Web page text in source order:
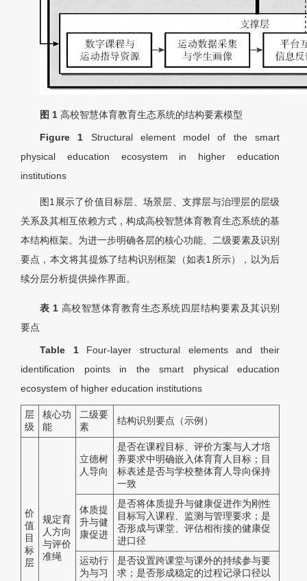
图 1 高校智慧体育教育生态系统的结构要素模型
Figure 1 Structural element model of the smart
physical education ecosystem in higher education
institutions
图1展示了价值目标层、场景层、支撑层与治理层的层级
关系及其相互依赖方式，构成高校智慧体育教育生态系统的基
本结构框架。为进一步明确各层的核心功能、二级要素及识别
要点，本文将其提炼了结构识别框架（如表1所示），以为后
续分层分析提供操作界面。
表 1 高校智慧体育教育生态系统四层结构要素及其识别
要点
Table 1 Four-layer structural elements and their
identification points in the smart physical education
ecosystem of higher education institutions
层
级
核心功
能
二级要
素
结构识别要点（示例）
价
值
目
标
层
规定育
人方向
与评价
准绳
立德树
人导向
是否在课程目标、评价方案与人才培
养要求中明确嵌入体育育人目标；目
标表述是否与学校整体育人导向保持
一致
体质提
升与健
康促进
是否将体质提升与健康促进作为刚性
目标写入课程、监测与管理要求；是
否形成与课堂、评估相衔接的健康促
进口径
运动行
为与习
是否设置跨课堂与课外的持续参与要
求；是否形成稳定的过程记录口径以